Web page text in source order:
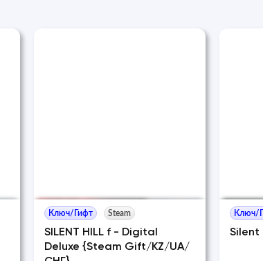
Ключ/Гифт Steam
SILENT HILL f - Digital
Deluxe {Steam Gift/KZ/UA/
Ключ/
Silent